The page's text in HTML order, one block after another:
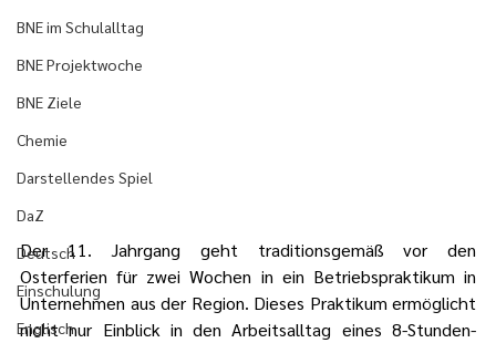
BNE im Schulalltag
BNE Projektwoche
BNE Ziele
Chemie
Darstellendes Spiel
DaZ
Deutsch
Einschulung
Englisch
Der 11. Jahrgang geht traditionsgemäß vor den
Osterferien für zwei Wochen in ein Betriebspraktikum in
Unternehmen aus der Region. Dieses Praktikum ermöglicht
nicht nur Einblick in den Arbeitsalltag eines 8-Stunden-